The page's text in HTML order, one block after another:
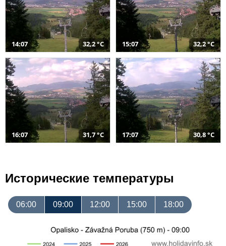
14:07 32,2 °C 15:07 32,2 °C
16:07 31,7 °C 17:07 30,8 °C
Исторические температуры
06:00 09:00 12:00 15:00 18:00